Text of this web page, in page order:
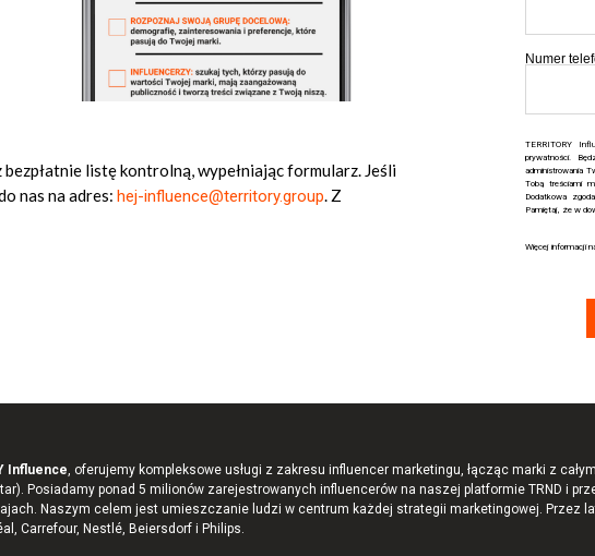
bezpłatnie listę kontrolną, wypełniając formularz. Jeśli
nas na adres: hej-influence@territory.group. Z
Numer
TERRITORY
prywatności.
administrowania
Tobą treściami
Dodatkowa
Pamiętaj, że w
Więcej informacji
Influence , oferujemy kompleksowe usługi z zakresu influencer marketingu, łącząc marki z
Posiadamy ponad 5 milionów zarejestrowanych influencerów na naszej platformie TRND i
Naszym celem jest umieszczanie ludzi w centrum każdej strategii marketingowej. Przez
Carrefour, Nestlé, Beiersdorf i Philips.